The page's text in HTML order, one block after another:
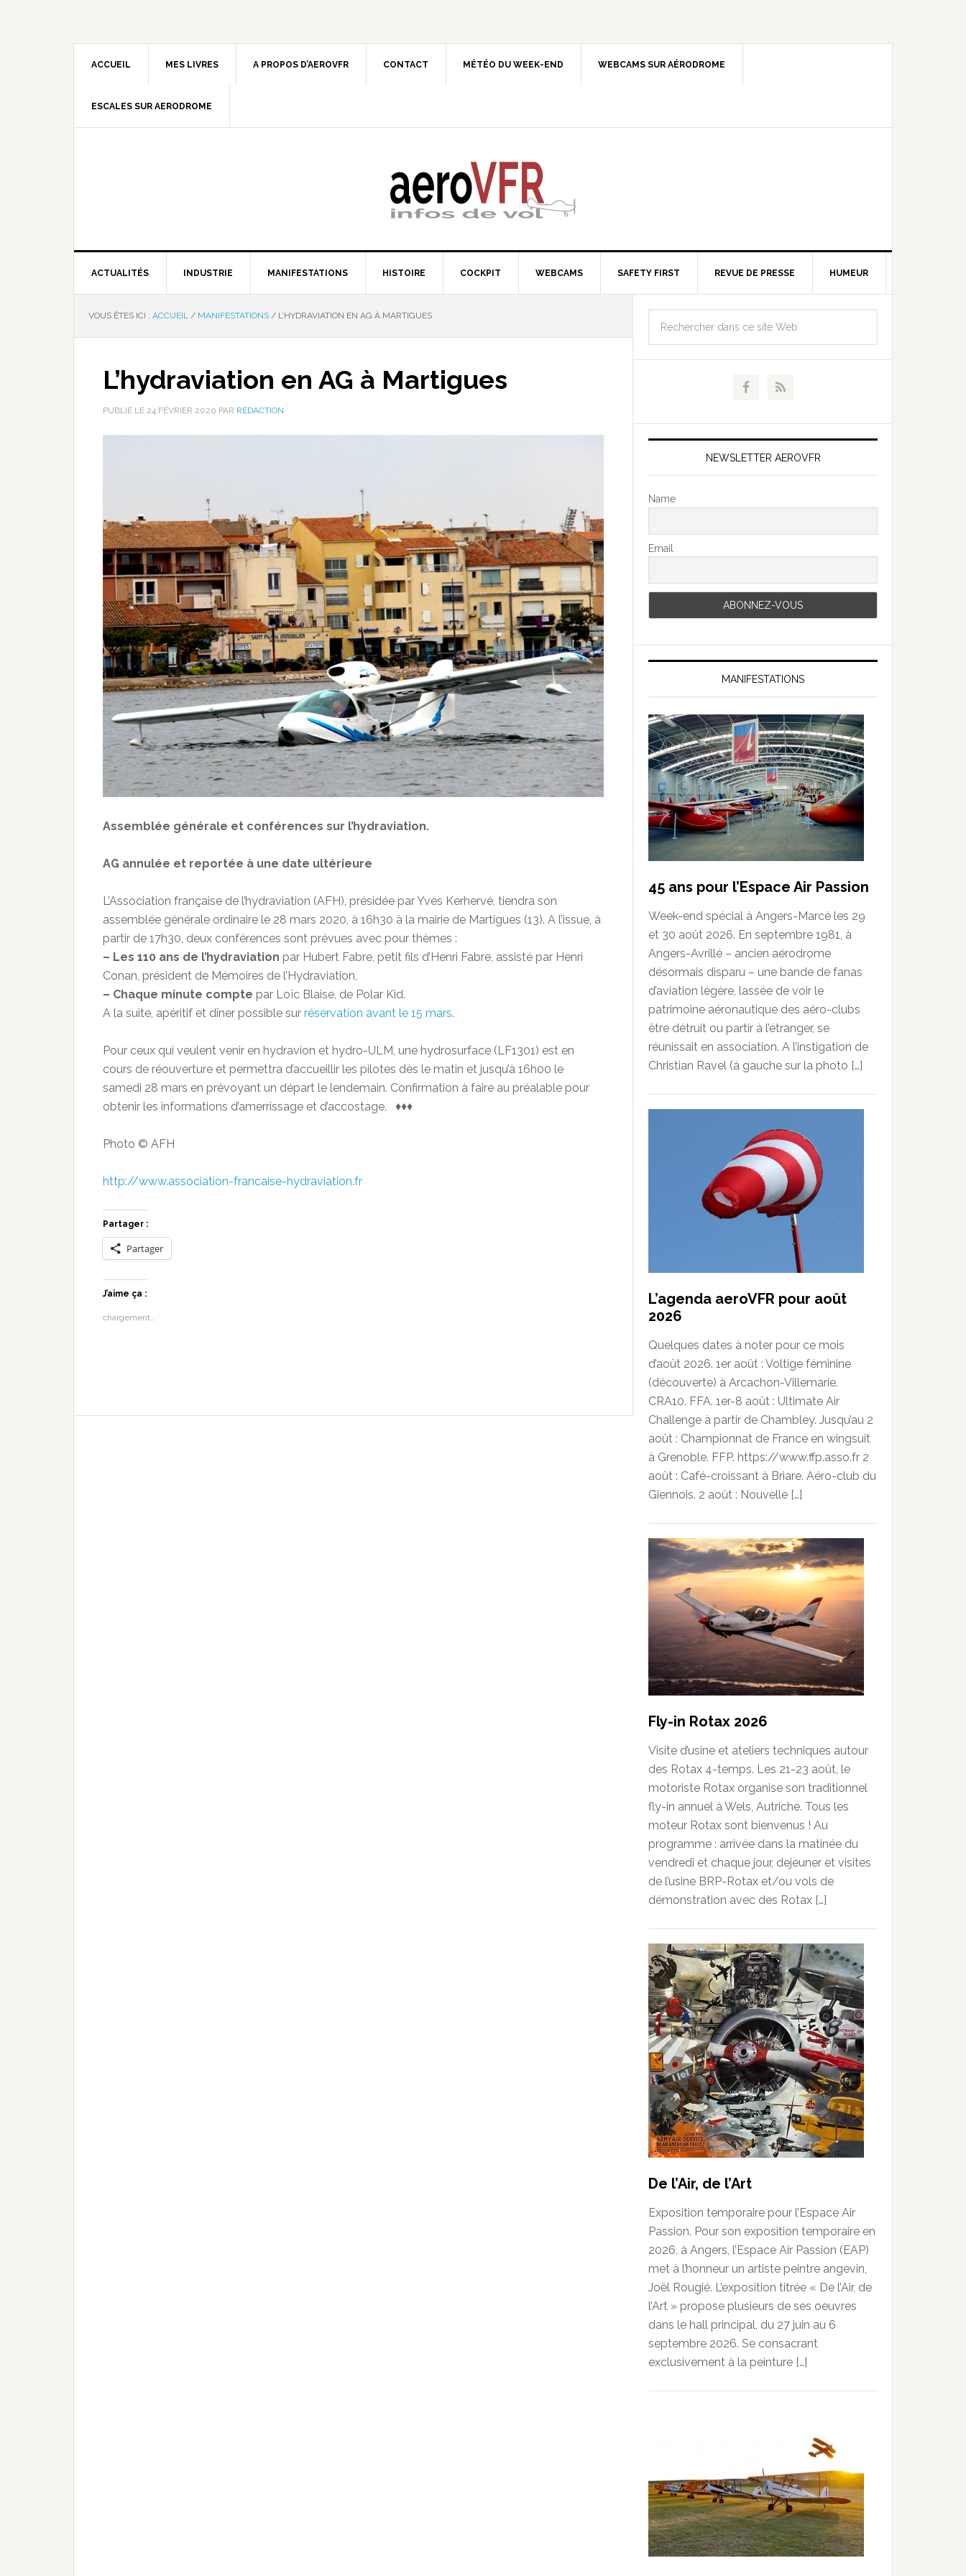
ACCUEIL MES LIVRES A PROPOS D’AEROVFR CONTACT MÉTÉO DU WEEK-END WEBCAMS SUR AÉRODROME
ESCALES SUR AERODROME
ACTUALITÉS INDUSTRIE MANIFESTATIONS HISTOIRE COCKPIT WEBCAMS SAFETY FIRST REVUE DE PRESSE HUMEUR
VOUS ÊTES ICI : ACCUEIL / MANIFESTATIONS / L’HYDRAVIATION EN AG À MARTIGUES
L’hydraviation en AG à Martigues
PUBLIÉ LE 24 FÉVRIER 2020 PAR RÉDACTION
Assemblée générale et conférences sur l’hydraviation.
AG annulée et reportée à une date ultérieure
L’Association française de l’hydraviation (AFH), présidée par Yves Kerhervé, tiendra son
assemblée générale ordinaire le 28 mars 2020, à 16h30 à la mairie de Martigues (13). A l’issue, à
partir de 17h30, deux conférences sont prévues avec pour thèmes :
– Les 110 ans de l’hydraviation par Hubert Fabre, petit fils d’Henri Fabre, assisté par Henri
Conan, président de Mémoires de l’Hydraviation,
– Chaque minute compte par Loïc Blaise, de Polar Kid.
A la suite, apéritif et dîner possible sur réservation avant le 15 mars.
Pour ceux qui veulent venir en hydravion et hydro-ULM, une hydrosurface (LF1301) est en
cours de réouverture et permettra d’accueillir les pilotes dès le matin et jusqu’à 16h00 le
samedi 28 mars en prévoyant un départ le lendemain. Confirmation à faire au préalable pour
obtenir les informations d’amerrissage et d’accostage. ♦♦♦
Photo © AFH
http://www.association-francaise-hydraviation.fr
Partager :
Partager
J’aime ça :
chargement…
NEWSLETTER AEROVFR
Name
Email
MANIFESTATIONS
45 ans pour l’Espace Air Passion
Week-end spécial à Angers-Marcé les 29
et 30 août 2026. En septembre 1981, à
Angers-Avrillé – ancien aérodrome
désormais disparu – une bande de fanas
d’aviation légère, lassée de voir le
patrimoine aéronautique des aéro-clubs
être détruit ou partir à l’étranger, se
réunissait en association. A l’instigation de
Christian Ravel (à gauche sur la photo […]
L’agenda aeroVFR pour août
2026
Quelques dates à noter pour ce mois
d’août 2026. 1er août : Voltige féminine
(découverte) à Arcachon-Villemarie.
CRA10. FFA. 1er-8 août : Ultimate Air
Challenge à partir de Chambley. Jusqu’au 2
août : Championnat de France en wingsuit
à Grenoble. FFP. https://www.ffp.asso.fr 2
août : Café-croissant à Briare. Aéro-club du
Giennois. 2 août : Nouvelle […]
Fly-in Rotax 2026
Visite d’usine et ateliers techniques autour
des Rotax 4-temps. Les 21-23 août, le
motoriste Rotax organise son traditionnel
fly-in annuel à Wels, Autriche. Tous les
moteur Rotax sont bienvenus ! Au
programme : arrivée dans la matinée du
vendredi et chaque jour, dejeuner et visites
de l’usine BRP-Rotax et/ou vols de
démonstration avec des Rotax […]
De l’Air, de l’Art
Exposition temporaire pour l’Espace Air
Passion. Pour son exposition temporaire en
2026, à Angers, l’Espace Air Passion (EAP)
met à l’honneur un artiste peintre angevin,
Joël Rougié. L’exposition titrée « De l’Air, de
l’Art » propose plusieurs de ses oeuvres
dans le hall principal, du 27 juin au 6
septembre 2026. Se consacrant
exclusivement à la peinture […]